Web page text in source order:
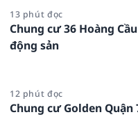
13 phút đọc
Chung cư 36 Hoàng
động sản
12 phút đọc
Chung cư Golden